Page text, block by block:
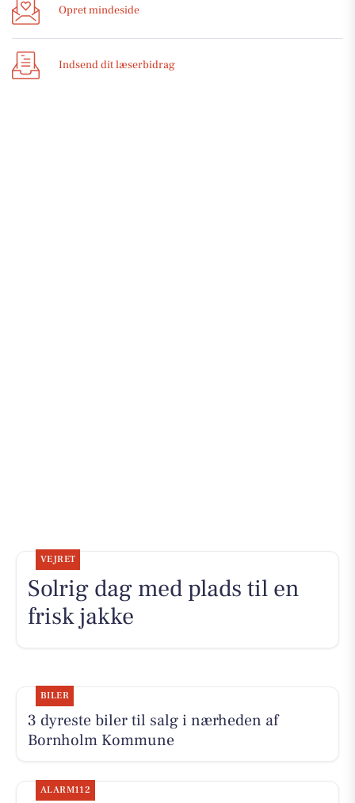
Opret mindeside
Indsend dit læserbidrag
VEJRET
Solrig dag med plads til en
frisk jakke
BILER
3 dyreste biler til salg i nærheden af
Bornholm Kommune
ALARM112